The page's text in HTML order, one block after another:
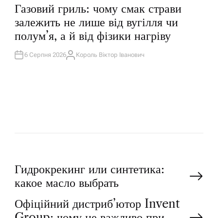
Л
І
К
У
А
Т
Газовий гриль: чому смак страви
залежить не лише від вугілля чи
полум’я, а й від фізики нагріву
6 Серпня 2026А
Король Віктор Іванович
Н
а
Гидрокрекинг или синтетика:
какое масло выбрать
Офіційний дистриб’ютор Invent